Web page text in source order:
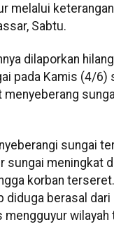
melalui
Sabtu.
dilaporkan
pada Kamis (4/6)
menyeberang
sungai
sungai meningkat
korban
berasal dari
mengguyur